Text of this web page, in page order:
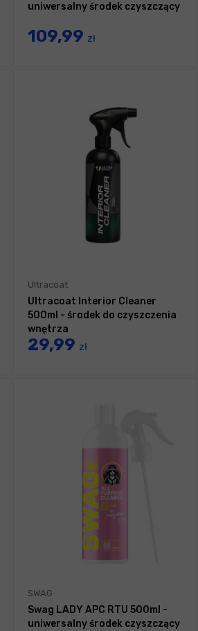
uniwersalny środek czyszczący
109,99 zł
Ultracoat
Ultracoat Interior Cleaner
500ml - środek do czyszczenia
wnętrza
29,99 zł
SWAG
Swag LADY APC RTU 500ml -
uniwersalny środek czyszczący